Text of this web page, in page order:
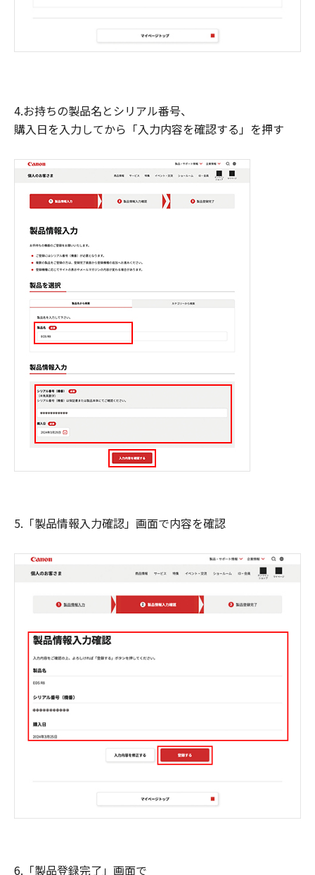
4.お持ちの製品名とシリアル番号、
購入日を入力してから「入力内容を確認する」を押す
5.「製品情報入力確認」画面で内容を確認
6.「製品登録完了」画面で